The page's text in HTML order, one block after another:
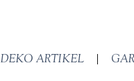
DEKO ARTIKEL |